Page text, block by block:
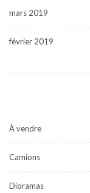
mars 2019
février 2019
À vendre
Camions
Dioramas